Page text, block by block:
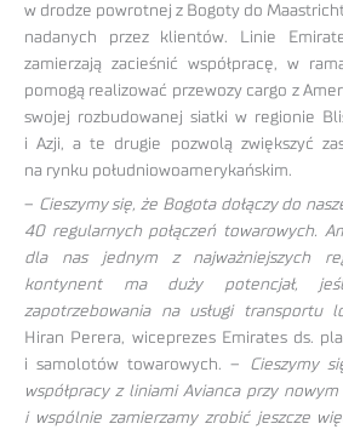
w drodze powrotnej z Bogoty do
nadanych przez klientów. Linie
zamierzają zacieśnić współpracę, w
pomogą realizować przewozy cargo z
swojej rozbudowanej siatki w regionie
i Azji, a te drugie pozwolą zwiększyć
na rynku południowoamerykańskim.
– Cieszymy się, że Bogota dołączy do
40 regularnych połączeń towarowych.
dla nas jednym z najważniejszych
kontynent ma duży potencjał,
zapotrzebowania na usługi transportu
Hiran Perera, wiceprezes Emirates ds.
i samolotów towarowych. –
Cieszymy
współpracy z liniami Avianca przy
i wspólnie zamierzamy zrobić jeszcze